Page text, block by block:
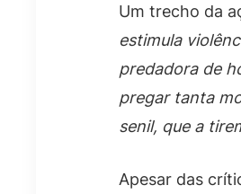
Um trecho da
estimula
predadora de
pregar tanta
senil, que a
Apesar das